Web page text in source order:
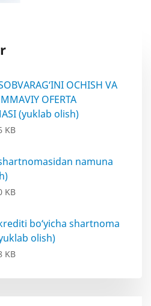
OCHISH VA
OFERTA
(yuklab olish)
KB
namuna
KB
bo‘yicha shartnoma
olish)
KB